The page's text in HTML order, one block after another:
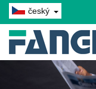
český